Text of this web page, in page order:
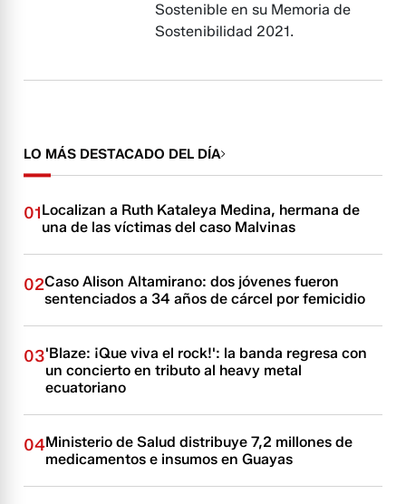
Sostenible en su Memoria de
Sostenibilidad 2021.
LO MÁS DESTACADO DEL DÍA
01Localizan a Ruth Kataleya Medina, hermana de
una de las víctimas del caso Malvinas
02Caso Alison Altamirano: dos jóvenes fueron
sentenciados a 34 años de cárcel por femicidio
03'Blaze: ¡Que viva el rock!': la banda regresa con
un concierto en tributo al heavy metal
ecuatoriano
04Ministerio de Salud distribuye 7,2 millones de
medicamentos e insumos en Guayas